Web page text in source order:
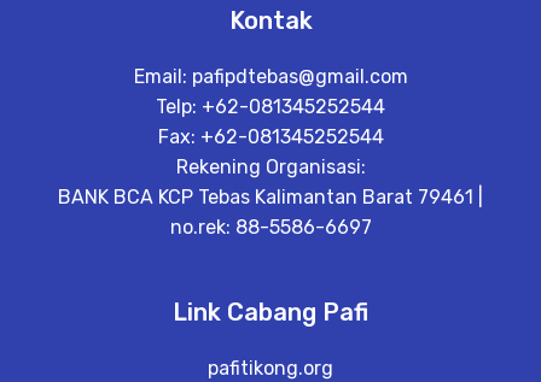
Kontak
Email: pafipdtebas@gmail.com
Telp: +62-081345252544
Fax: +62-081345252544
Rekening Organisasi:
BANK BCA KCP Tebas Kalimantan Barat 79461 |
no.rek: 88-5586-6697
Link Cabang Pafi
pafitikong.org